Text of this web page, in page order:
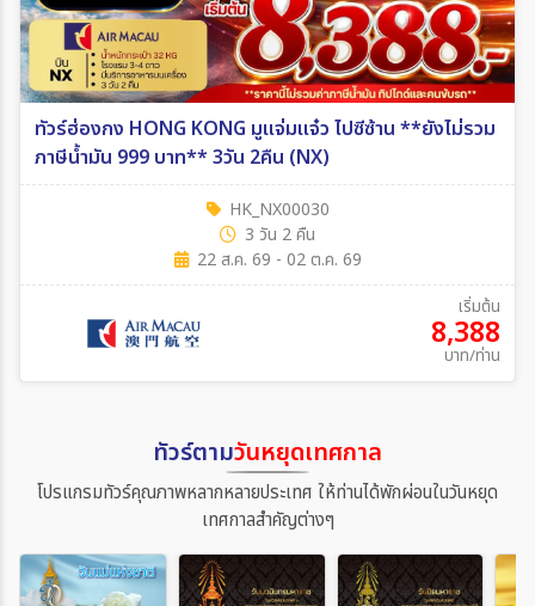
ทัวร์ฮ่องกง HONG KONG มูแจ่มแจ๋ว ไปซีซ้าน **ยังไม่รวม
ภาษีน้ำมัน 999 บาท** 3วัน 2คืน (NX)
HK_NX00030
3 วัน 2 คืน
22 ส.ค. 69 - 02 ต.ค. 69
เริ่มต้น
8,388
บาท/ท่าน
ทัวร์ตามวันหยุดเทศกาล
โปรแกรมทัวร์คุณภาพหลากหลายประเทศ ให้ท่านได้พักผ่อนในวันหยุด
เทศกาลสำคัญต่างๆ